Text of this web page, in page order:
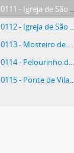
0111 - Igreja de São Salvador de Ferreira
0112 - Igreja de São Salvador de Ferreira
0113 - Mosteiro de São Pedro de Roriz
0114 - Pelourinho de Bragança
0115 - Ponte de Vila Formosa